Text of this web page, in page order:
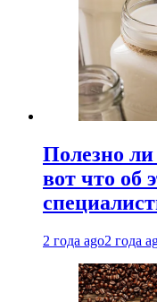
Полезно
вот что об
2 года ago2 года